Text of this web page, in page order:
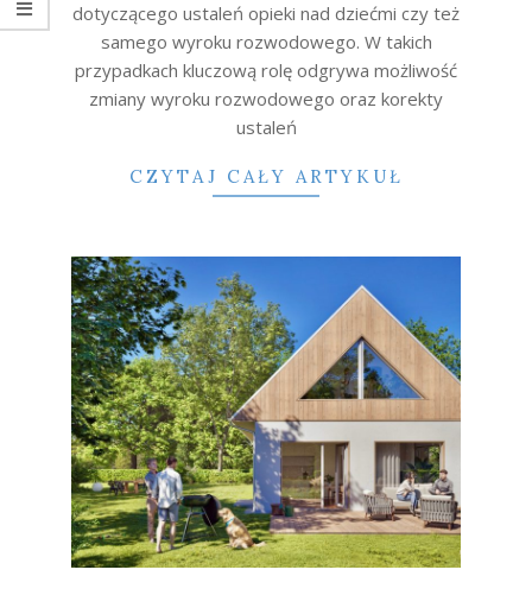
dotyczącego ustaleń opieki nad dziećmi czy też
samego wyroku rozwodowego. W takich
przypadkach kluczową rolę odgrywa możliwość
zmiany wyroku rozwodowego oraz korekty
ustaleń
CZYTAJ CAŁY ARTYKUŁ